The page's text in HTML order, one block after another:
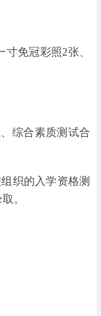
免冠彩照2张、
综合素质测试合
织的入学资格测
。